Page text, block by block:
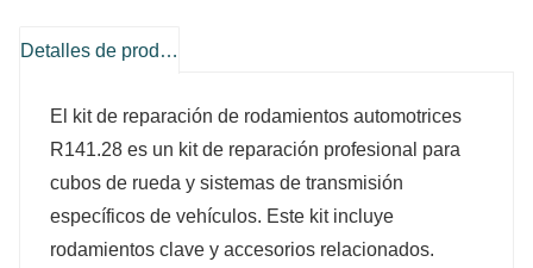
Detalles de producto
El kit de reparación de rodamientos automotrices
R141.28 es un kit de reparación profesional para
cubos de rueda y sistemas de transmisión
específicos de vehículos. Este kit incluye
rodamientos clave y accesorios relacionados.